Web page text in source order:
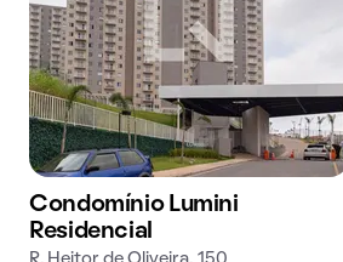
Condomínio Lumini
Residencial